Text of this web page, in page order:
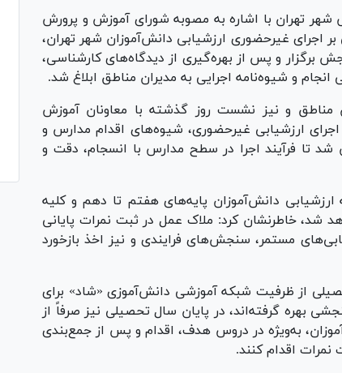
شهر تهران با اشاره به مصوبه شورای آموزش و پرورش
اجرای غیرحضوری ارزشیابی دانش‌آموزان شهر تهران،
و پس از بهره‌گیری از دیدگاه‌های کارشناسی،
و شیوه‌نامه اجرایی به مدیران مناطق ابلاغ شد.
مناطق و نیز نشست روز گذشته با معاونان آموزش
ارزشیابی غیرحضوری، شیوه‌های اقدام مدارس و
شد تا فرآیند اجرا در سطح مدارس با انسجام، دقت و
ارزشیابی دانش‌آموزان پایه‌های هفتم تا دهم و کلیه
شد، خاطرنشان کرد: ملاک عمل در ثبت نمرات پایانی
مستمر، سنجش‌های فرایندی و نیز اخذ بازخورد
از ظرفیت شبکه آموزشی دانش‌آموزی «شاد» برای
بهره گرفته‌اند، در پایان سال تحصیلی نیز صرفاً از
به‌ویژه در دروس هدف، اقدام و پس از جمع‌بندی
نمرات اقدام کنند.